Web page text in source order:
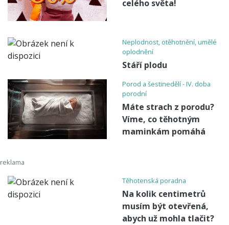
celého světa!
Neplodnost, otěhotnění, umělé
oplodnění
Stáří plodu
Porod a šestinedělí - IV. doba
porodní
Máte strach z porodu?
Víme, co těhotným
maminkám pomáhá
Těhotenská poradna
Na kolik centimetrů
musím být otevřená,
abych už mohla tlačit?